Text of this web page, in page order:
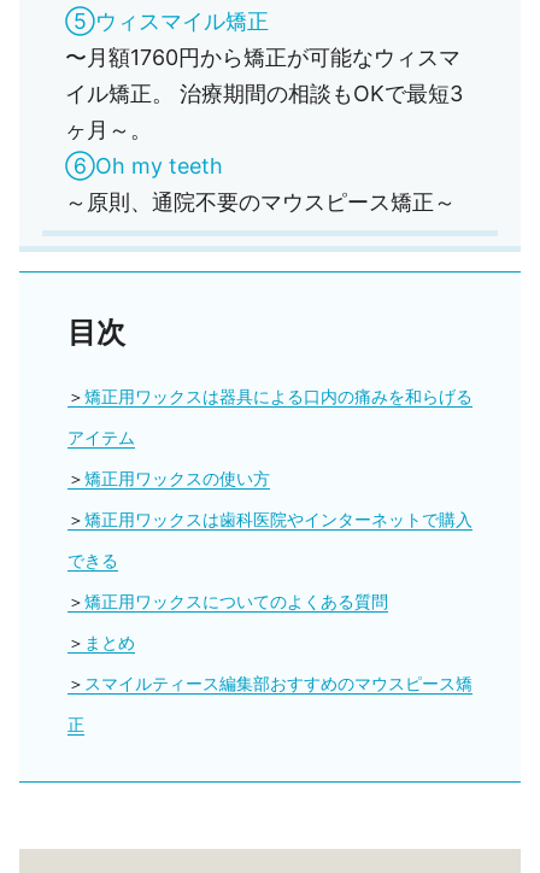
⑤ウィスマイル矯正
〜月額1760円から矯正が可能なウィスマ
イル矯正。 治療期間の相談もOKで最短3
ヶ月～。
⑥Oh my teeth
～原則、通院不要のマウスピース矯正～
目次
矯正用ワックスは器具による口内の痛みを和らげる
アイテム
矯正用ワックスの使い方
矯正用ワックスは歯科医院やインターネットで購入
できる
矯正用ワックスについてのよくある質問
まとめ
スマイルティース編集部おすすめのマウスピース矯
正